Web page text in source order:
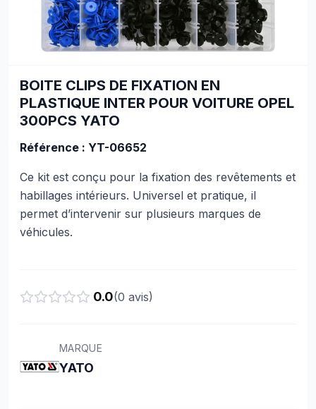
BOITE CLIPS DE FIXATION EN
PLASTIQUE INTER POUR VOITURE OPEL
300PCS YATO
Référence : YT-06652
Ce kit est conçu pour la fixation des revêtements et
habillages intérieurs. Universel et pratique, il
permet d’intervenir sur plusieurs marques de
véhicules.
0.0(0 avis)
MARQUE
YATO